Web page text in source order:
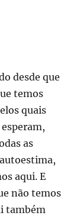
desde que
temos
quais
as
aqui. E
não temos
também